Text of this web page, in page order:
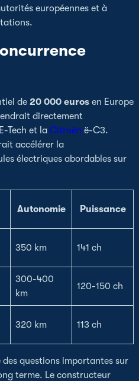
européennes et à
de 20 000 euros en Europe
directement
E-Tech et la Citroën ë-C3.
accélérer la
électriques abordables sur
Autonomie Puissance
350 km 141 ch
300-400
km
120-150 ch
320 km 113 ch
des questions importantes sur
terme. Le constructeur